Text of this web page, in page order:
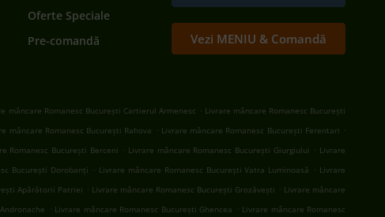
Oferte Speciale
Pre-comandă
Vezi MENIU & Comandă
mâncare Romanesc București Cartierul Armenesc . Livrare mâncare Romanesc București
mâncare Romanesc București Rahova . Livrare mâncare Romanesc București Ferentari .
Romanesc București Berceni . Livrare mâncare Romanesc București Giurgiului . Livrare
București Dorobanți . Livrare mâncare Romanesc București Vatra Luminoasă . Livrare
Apărătorii Patriei . Livrare mâncare Romanesc București Grozăvești . Livrare mâncare
. Livrare mâncare Romanesc București Ghencea . Livrare mâncare Romanesc